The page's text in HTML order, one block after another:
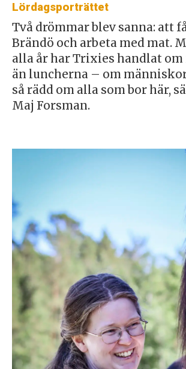
Lördagsporträttet
Två drömmar blev sanna: att
Brändö och arbeta med mat.
alla år har Trixies handlat
än luncherna – om
så rädd om alla som bor här,
Maj Forsman.